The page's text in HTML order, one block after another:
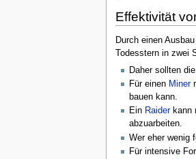
Effektivität
Durch einen
Todesstern in zwei
Daher sollten
Für einen Miner
bauen kann.
Ein Raiderkann
abzuarbeiten.
Wer eher wenig
Für intensive